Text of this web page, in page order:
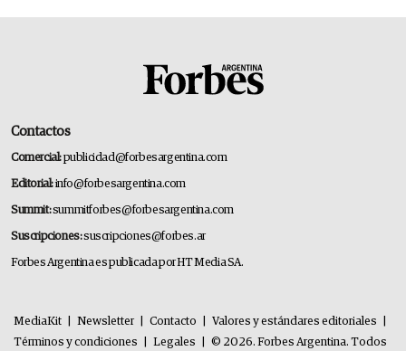
Contactos
Comercial:publicidad@forbesargentina.com
Editorial:info@forbesargentina.com
Summit:summitforbes@forbesargentina.com
Suscripciones:suscripciones@forbes.ar
Forbes Argentina es publicada por HT Media SA.
MediaKit Newsletter Contacto Valores y estándares editoriales
Términos y condiciones
Legales
© 2026. Forbes Argentina. Todos